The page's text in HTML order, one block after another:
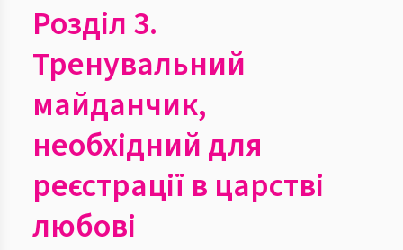
Розділ 3.
Тренувальний
майданчик,
необхідний для
реєстрації в царстві
любові